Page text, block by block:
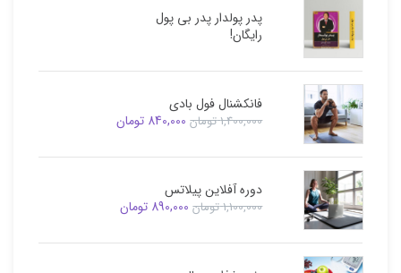
پدر پولدار پدر بی پول
رایگان!
فانکشنال فول بادی
1,400,000تومان 840,000 تومان
دوره آفلاین پیلاتس
1,100,000تومان 890,000 تومان